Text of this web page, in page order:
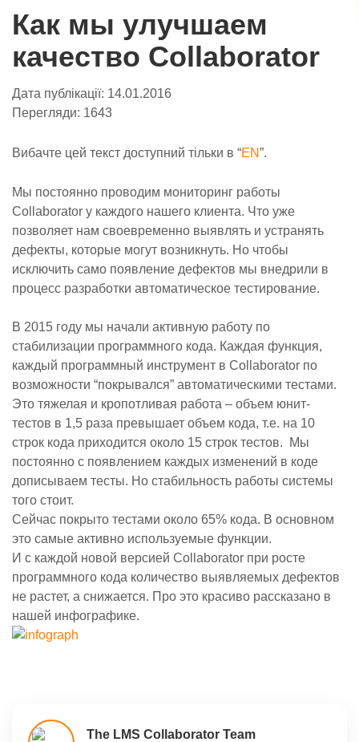
Как мы улучшаем
качество Collaborator
Дата публікації: 14.01.2016
Перегляди: 1643
Вибачте цей текст доступний тільки в “EN”.
Мы постоянно проводим мониторинг работы
Collaborator у каждого нашего клиента. Что уже
позволяет нам своевременно выявлять и устранять
дефекты, которые могут возникнуть. Но чтобы
исключить само появление дефектов мы внедрили в
процесс разработки автоматическое тестирование.
В 2015 году мы начали активную работу по
стабилизации программного кода. Каждая функция,
каждый программный инструмент в Collaborator по
возможности “покрывался” автоматическими тестами.
Это тяжелая и кропотливая работа – объем юнит-
тестов в 1,5 раза превышает объем кода, т.е. на 10
строк кода приходится около 15 строк тестов. Мы
постоянно с появлением каждых изменений в коде
дописываем тесты. Но стабильность работы системы
того стоит.
Сейчас покрыто тестами около 65% кода. В основном
это самые активно используемые функции.
И с каждой новой версией Collaborator при росте
программного кода количество выявляемых дефектов
не растет, а снижается. Про это красиво рассказано в
нашей инфографике.
The LMS Collaborator Team